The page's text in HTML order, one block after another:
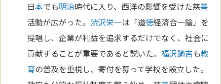
日本でも明治時代に入り、西洋の影響を受けた慈善
活動が広がった。 渋沢栄一は「道徳経済合一論」を
提唱し、企業が利益を追求するだけでなく、社会に
貢献することが重要であると説いた。福沢諭吉も教
育の普及を重視し、寄付を募って学校を設立した。